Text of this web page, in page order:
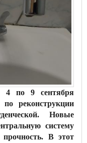
4 по 9 сентября
реконструкции
Новые
систему
В этот